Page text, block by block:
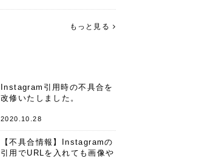
す。 これからよろしくお願いします
もっと見る
Instagram引用時の不具合を
改修いたしました。
2020.10.28
【不具合情報】Instagramの
引用でURLを入れても画像や